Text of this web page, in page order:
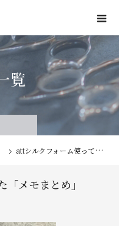
覧
attシルクフォーム使ってみた「メモまとめ」
メモまとめ」